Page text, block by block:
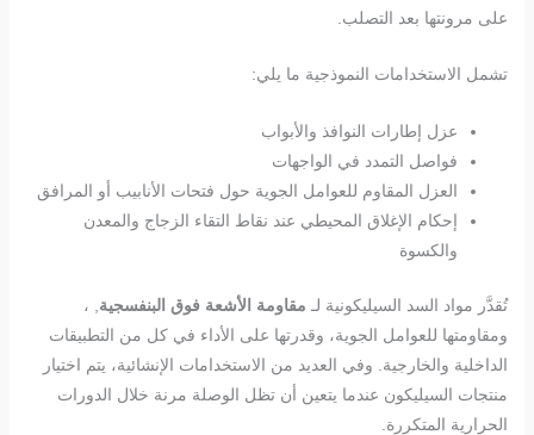
على مرونتها بعد التصلب.
تشمل الاستخدامات النموذجية ما يلي:
عزل إطارات النوافذ والأبواب
فواصل التمدد في الواجهات
العزل المقاوم للعوامل الجوية حول فتحات الأنابيب أو المرافق
إحكام الإغلاق المحيطي عند نقاط التقاء الزجاج والمعدن
والكسوة
تُقدَّر مواد السد السيليكونية لـ مقاومة الأشعة فوق البنفسجية , ،
ومقاومتها للعوامل الجوية، وقدرتها على الأداء في كل من التطبيقات
الداخلية والخارجية. وفي العديد من الاستخدامات الإنشائية، يتم اختيار
منتجات السيليكون عندما يتعين أن تظل الوصلة مرنة خلال الدورات
الحرارية المتكررة.